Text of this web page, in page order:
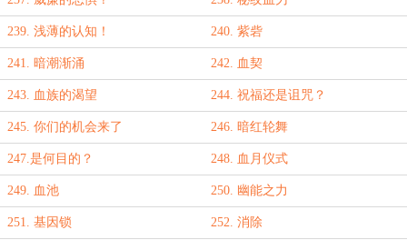
239. 浅薄的认知！ 240. 紫砦
241. 暗潮渐涌 242. 血契
243. 血族的渴望 244. 祝福还是诅咒？
245. 你们的机会来了 246. 暗红轮舞
247.是何目的？ 248. 血月仪式
249. 血池 250. 幽能之力
251. 基因锁 252. 消除